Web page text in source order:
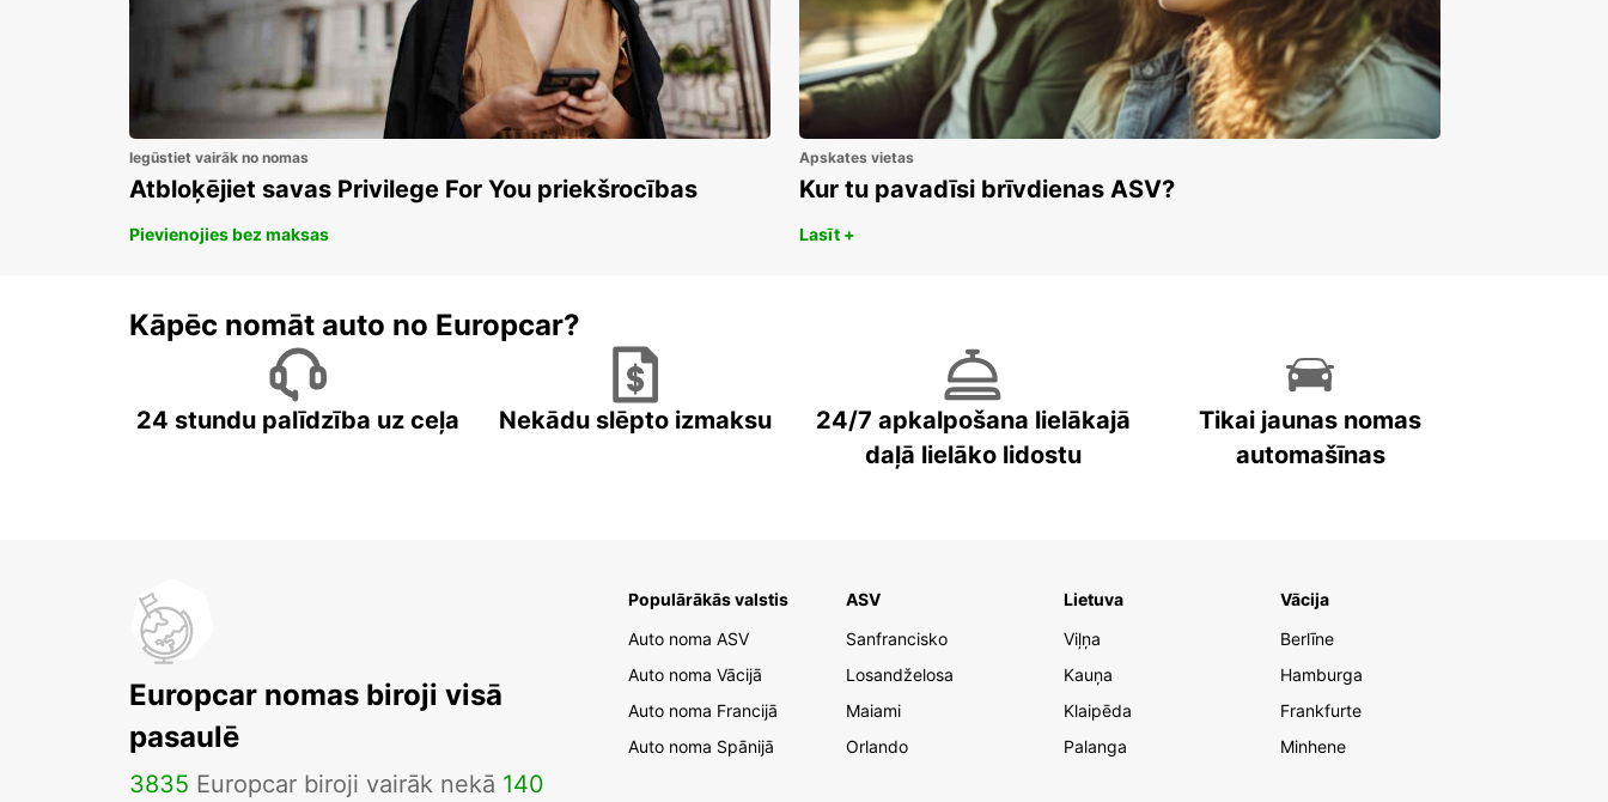
Iegūstiet vairāk no nomas
Atbloķējiet savas Privilege For You priekšrocības
Pievienojies bez maksas
Apskates vietas
Kur tu pavadīsi brīvdienas ASV?
Lasīt +
Kāpēc nomāt auto no Europcar?
24 stundu palīdzība uz ceļa Nekādu slēpto izmaksu
24/7 apkalpošana lielākajā
daļā lielāko lidostu
Tikai jaunas nomas
automašīnas
Europcar nomas biroji visā
pasaulē
3835 Europcar biroji vairāk nekā 140
Populārākās valstis
Auto noma ASV
Auto noma Vācijā
Auto noma Francijā
Auto noma Spānijā
ASV
Sanfrancisko
Losandželosa
Maiami
Orlando
Lietuva
Viļņa
Kauņa
Klaipēda
Palanga
Vācija
Berlīne
Hamburga
Frankfurte
Minhene